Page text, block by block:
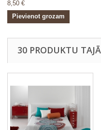
8,50 €
Pievienot grozam
30 PRODUKTU